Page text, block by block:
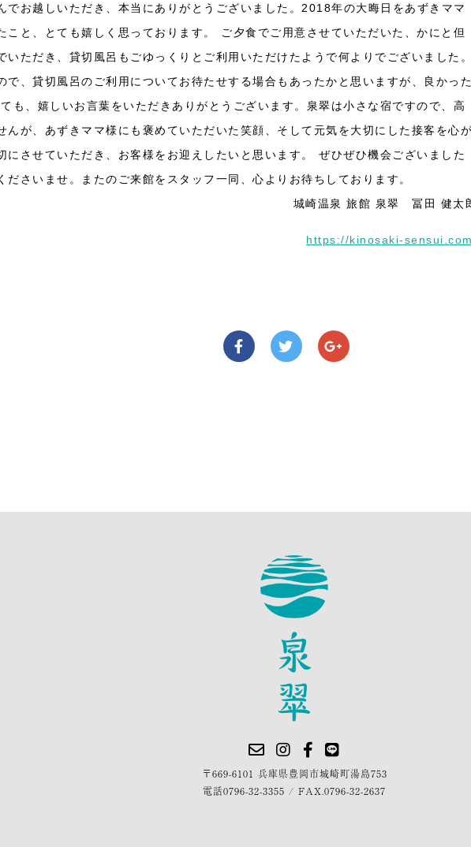
お越しいただき、本当にありがとうございました。 2018年の大晦日をあずきママ
と、とても嬉しく思っております。
ご夕食でご用意させていただいた、かにと但
いただき、貸切風呂もごゆっくりとご利用いただけたようで何よりでございました
で、貸切風呂のご利用についてお待たせする場合もあったかと思いますが、良かっ
も、嬉しいお言葉をいただきありがとうございます。泉翠は小さな宿ですので、高
んが、あずきママ様にも褒めていただいた笑顔、そして元気を大切にした接客を心
にさせていただき、お客様をお迎えしたいと思います。
ぜひぜひ機会ございました
ださいませ。またのご来館をスタッフ一同、心よりお待ちしております。
城崎温泉 旅館 泉翠 冨田 健太
https://kinosaki-
〒669-6101 兵庫県豊岡市城崎町湯島753
電話0796-32-3355 / FAX.0796-32-2637